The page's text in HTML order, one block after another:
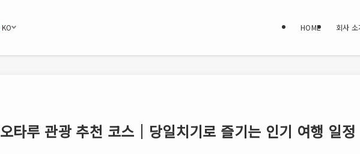
KO HOME 회사 소
오타루 관광 추천 코스｜당일치기로 즐기는 인기 여행 일정